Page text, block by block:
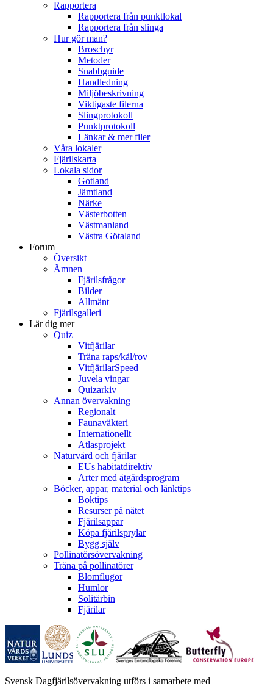
Rapportera
Rapportera från punktlokal
Rapportera från slinga
Hur gör man?
Broschyr
Metoder
Snabbguide
Handledning
Miljöbeskrivning
Viktigaste filerna
Slingprotokoll
Punktprotokoll
Länkar & mer filer
Våra lokaler
Fjärilskarta
Lokala sidor
Gotland
Jämtland
Närke
Västerbotten
Västmanland
Västra Götaland
Forum
Översikt
Ämnen
Fjärilsfrågor
Bilder
Allmänt
Fjärilsgalleri
Lär dig mer
Quiz
Vitfjärilar
Träna raps/kål/rov
VitfjärilarSpeed
Juvela vingar
Quizarkiv
Annan övervakning
Regionalt
Faunaväkteri
Internationellt
Atlasprojekt
Naturvård och fjärilar
EUs habitatdirektiv
Arter med åtgärdsprogram
Böcker, appar, material och länktips
Boktips
Resurser på nätet
Fjärilsappar
Köpa fjärilsprylar
Bygg själv
Pollinatörsövervakning
Träna på pollinatörer
Blomflugor
Humlor
Solitärbin
Fjärilar
Svensk Dagfjärilsövervakning utförs i samarbete med